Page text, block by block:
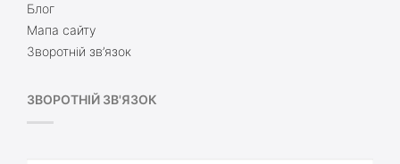
Блог
Мапа сайту
Зворотній зв’язок
ЗВОРОТНІЙ ЗВ'ЯЗОК